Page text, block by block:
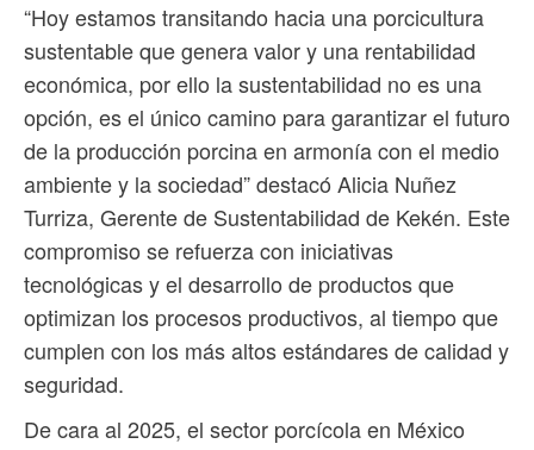
“Hoy estamos transitando hacia una porcicultura
sustentable que genera valor y una rentabilidad
económica, por ello la sustentabilidad no es una
opción, es el único camino para garantizar el futuro
de la producción porcina en armonía con el medio
ambiente y la sociedad” destacó Alicia Nuñez
Turriza, Gerente de Sustentabilidad de Kekén. Este
compromiso se refuerza con iniciativas
tecnológicas y el desarrollo de productos que
optimizan los procesos productivos, al tiempo que
cumplen con los más altos estándares de calidad y
seguridad.
De cara al 2025, el sector porcícola en México